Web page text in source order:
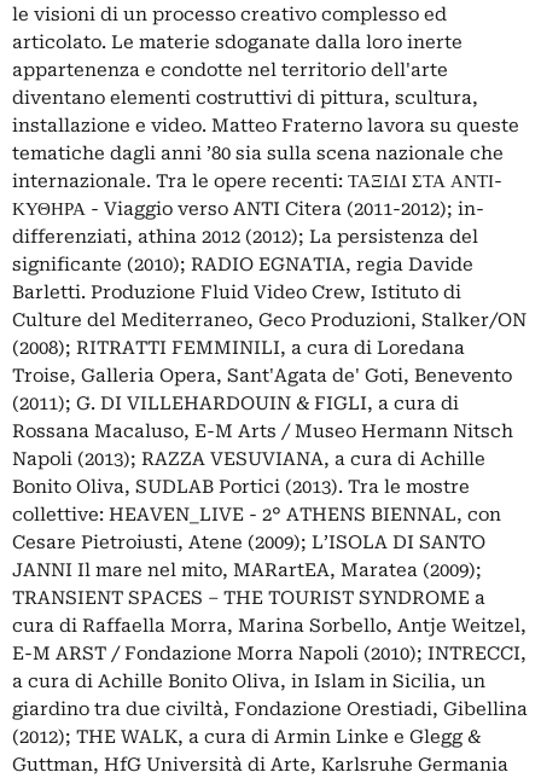
le visioni di un processo creativo complesso ed
articolato. Le materie sdoganate dalla loro inerte
appartenenza e condotte nel territorio dell'arte
diventano elementi costruttivi di pittura, scultura,
installazione e video. Matteo Fraterno lavora su queste
tematiche dagli anni ’80 sia sulla scena nazionale che
internazionale. Tra le opere recenti: ΤΑΞΙΔΙ ΣΤΑ ΑΝΤΙ-
ΚΥΘΗΡΑ - Viaggio verso ANTI Citera (2011-2012); in-
differenziati, athina 2012 (2012); La persistenza del
significante (2010); RADIO EGNATIA, regia Davide
Barletti. Produzione Fluid Video Crew, Istituto di
Culture del Mediterraneo, Geco Produzioni, Stalker/ON
(2008); RITRATTI FEMMINILI, a cura di Loredana
Troise, Galleria Opera, Sant'Agata de' Goti, Benevento
(2011); G. DI VILLEHARDOUIN & FIGLI, a cura di
Rossana Macaluso, E-M Arts / Museo Hermann Nitsch
Napoli (2013); RAZZA VESUVIANA, a cura di Achille
Bonito Oliva, SUDLAB Portici (2013). Tra le mostre
collettive: HEAVEN_LIVE - 2° ATHENS BIENNAL, con
Cesare Pietroiusti, Atene (2009); L’ISOLA DI SANTO
JANNI Il mare nel mito, MARartEA, Maratea (2009);
TRANSIENT SPACES – THE TOURIST SYNDROME a
cura di Raffaella Morra, Marina Sorbello, Antje Weitzel,
E-M ARST / Fondazione Morra Napoli (2010); INTRECCI,
a cura di Achille Bonito Oliva, in Islam in Sicilia, un
giardino tra due civiltà, Fondazione Orestiadi, Gibellina
(2012); THE WALK, a cura di Armin Linke e Glegg &
Guttman, HfG Università di Arte, Karlsruhe Germania